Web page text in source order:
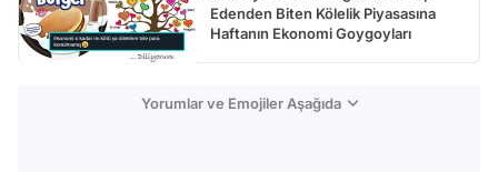
Edenden Biten Kölelik Piyasasına
Haftanın Ekonomi Goygoyları
Yorumlar ve Emojiler Aşağıda